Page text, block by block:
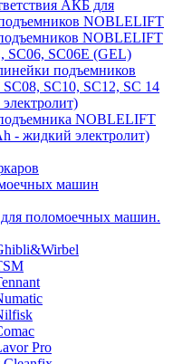
АКБ для
NOBLELIFT
NOBLELIFT
SC06, SC06E (GEL)
подъемников
SC10, SC12, SC 14
NOBLELIFT
- жидкий электролит)
машин
поломоечных машин.
Pro